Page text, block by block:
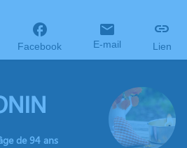
Facebook E-mail Lien
de 94 ans